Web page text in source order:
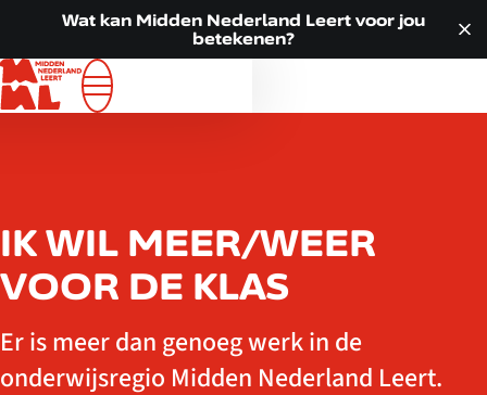
Wat kan Midden Nederland Leert voor jou
betekenen?
IK WIL MEER/WEER
VOOR DE KLAS
Er is meer dan genoeg werk in de
onderwijsregio Midden Nederland Leert.
VOOR JOU
ALLE LOCATIES
WAT WE DOEN
CONTACT